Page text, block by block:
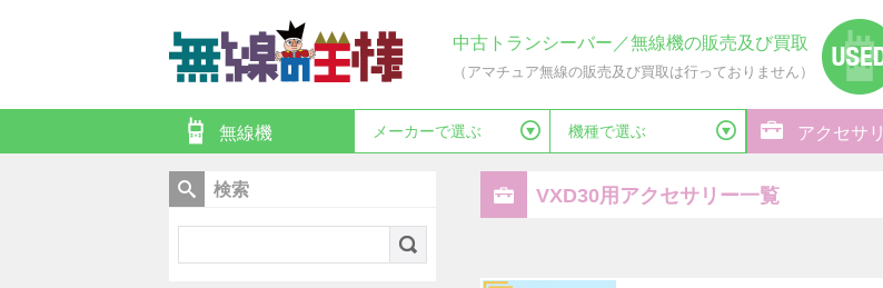
中古トランシーバー／無線機の販売及び買取
（アマチュア無線の販売及び買取は行っておりません）
無線機 メーカーで選ぶ 機種で選ぶ アクセサリ
VXD30用アクセサリー一覧
検索